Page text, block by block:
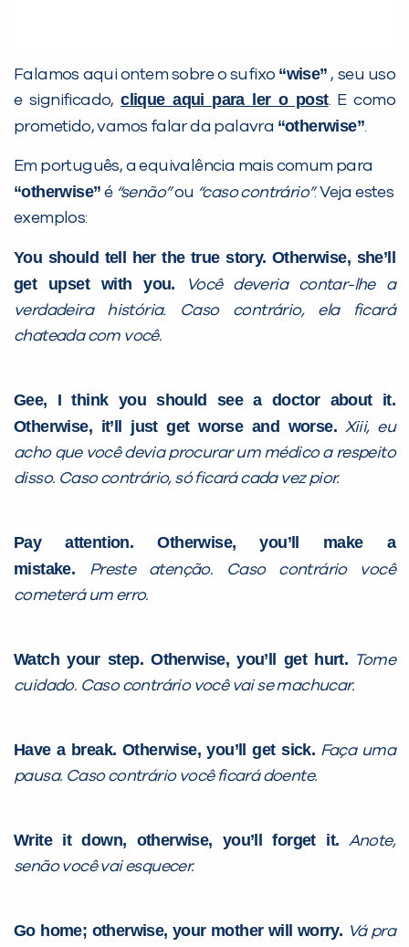
Falamos aqui ontem sobre o sufixo “wise” , seu uso
e significado,clique aqui para ler o post. E como
prometido, vamos falar da palavra “otherwise”.
Em português, a equivalência mais comum para
“otherwise” é “senão”ou “caso contrário”. Veja estes
exemplos:
You should tell her the true story. Otherwise, she’ll
get upset with you. Você deveria contar-lhe a
verdadeira história. Caso contrário, ela ficará
chateada com você.
Gee, I think you should see a doctor about it.
Otherwise, it’ll just get worse and worse. Xiii, eu
acho que você devia procurar um médico a respeito
disso. Caso contrário, só ficará cada vez pior.
Pay attention. Otherwise, you’ll make a
mistake.
Preste atenção. Caso contrário você
cometerá um erro.
Watch your step. Otherwise, you’ll get hurt. Tome
cuidado. Caso contrário você vai se machucar.
Have a break. Otherwise, you’ll get sick. Faça uma
pausa. Caso contrário você ficará doente.
Write it down, otherwise, you’ll forget it. Anote,
senão você vai esquecer.
Go home; otherwise, your mother will worry. Vá pra
Desculpe!
Não encontramos nenhuma unidade
já vamos te colocar em contato
com a:
Sim Não